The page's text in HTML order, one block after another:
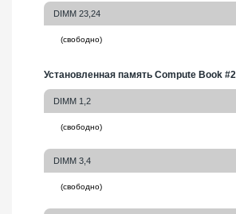
DIMM 23,24
Установленная память Compute Book #2
DIMM 1,2
DIMM 3,4